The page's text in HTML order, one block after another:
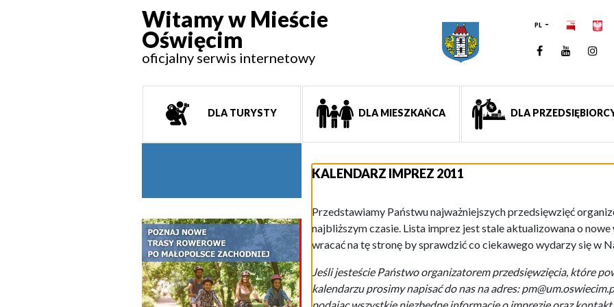
Witamy w Mieście
Oświęcim
oficjalny serwis internetowy
PL
Facebook
DLA TURYSTY DLA MIESZKAŃCA DLA
KALENDARZ IMPREZ 2011
Przedstawiamy Państwu najważniejszych przedsięwzięć
najbliższym czasie. Lista imprez jest stale aktualizowana o
wracać na tę stronę by sprawdzić co ciekawego wydarzy się w
Jeśli jesteście Państwo organizatorem przedsięwzięcia, które
kalendarzu prosimy napisać do nas na adres: